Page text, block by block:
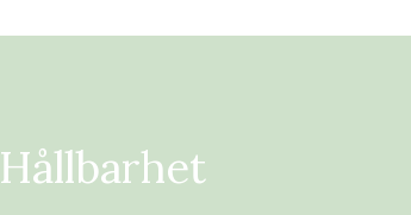
Hållbarhet